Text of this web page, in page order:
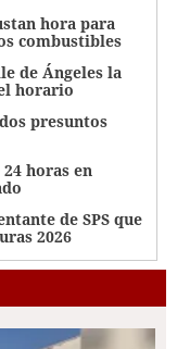
hora para
combustibles
de Ángeles la
horario
presuntos
horas en
de SPS que
2026